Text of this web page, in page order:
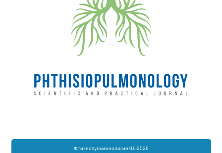
Фтизиопульмонология 01-2026